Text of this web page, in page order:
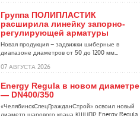
Группа ПОЛИПЛАСТИК
расширила линейку запорно-
регулирующей арматуры
Новая продукция – задвижки шиберные в
диапазоне диаметров от 50 до 1200 мм...
07 АВГУСТА 2026
Energy Regula в новом диаметре
— DN400/350
«ЧелябинскСпецГражданСтрой» освоил новый
диаметр шарового крана КШЦПР Energy Regula